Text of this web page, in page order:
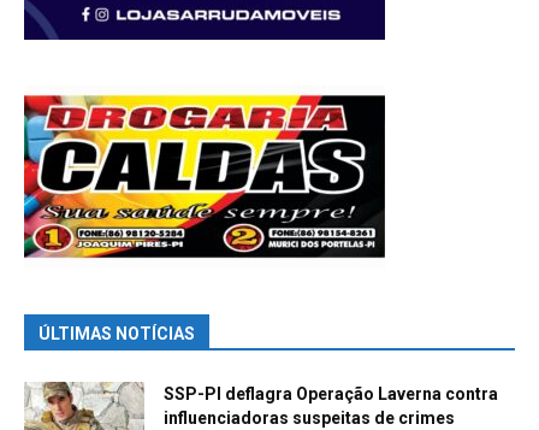
ÚLTIMAS NOTÍCIAS
SSP-PI deflagra Operação Laverna contra
influenciadoras suspeitas de crimes